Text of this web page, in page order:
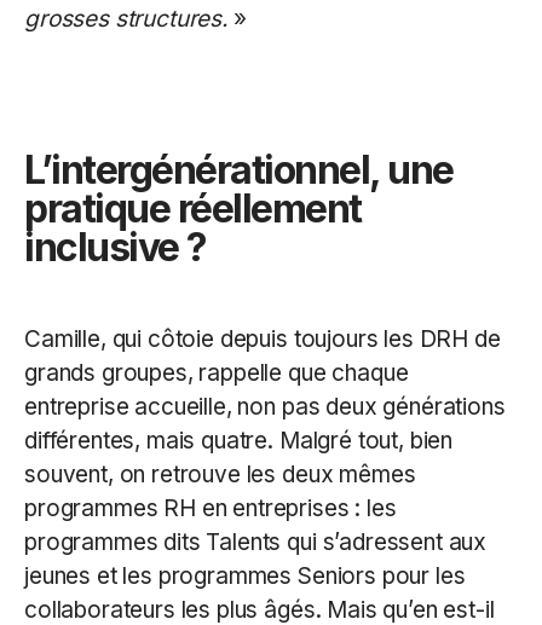
grosses structures.»
L’intergénérationnel, une
pratique réellement
inclusive ?
Camille, qui côtoie depuis toujours les DRH de
grands groupes, rappelle que chaque
entreprise accueille, non pas deux générations
différentes, mais quatre. Malgré tout, bien
souvent, on retrouve les deux mêmes
programmes RH en entreprises : les
programmes dits Talents qui s’adressent aux
jeunes et les programmes Seniors pour les
collaborateurs les plus âgés. Mais qu’en est-il